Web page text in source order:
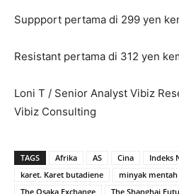
Suppport pertama di 299 yen
Resistant pertama di 312 yen
Loni T / Senior Analyst Vibiz
Vibiz Consulting
TAGS Afrika AS Cina Indeks
karet. Karet butadiene
minyak mentah
The Osaka Exchange
The Shanghai